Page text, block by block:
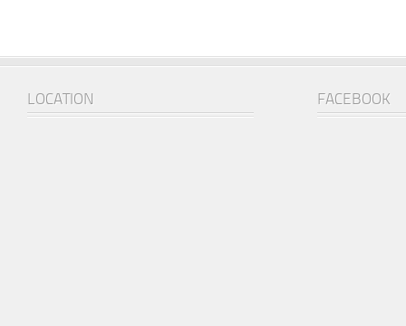
LOCATION FACEBOOK